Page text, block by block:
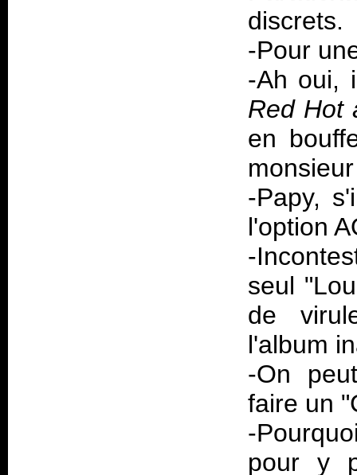
discrets.
-Pour
-Ah oui,
Red Hot
en
-Papy,
l'option
-
seul
de
l'album
-On
faire un
-
pour y